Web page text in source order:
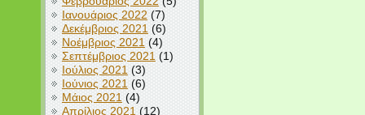
Ιανουάριος 2022 (7)
Δεκέμβριος 2021 (6)
Νοέμβριος 2021 (4)
Σεπτέμβριος 2021 (1)
Ιούλιος 2021 (3)
Ιούνιος 2021 (6)
Μάιος 2021 (4)
Απρίλιος 2021 (12)